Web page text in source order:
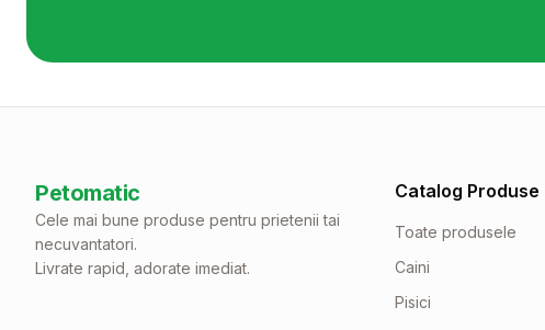
Petomatic
Cele mai bune produse pentru prietenii tai
necuvantatori.
Livrate rapid, adorate imediat.
Catalog Produse
Toate produsele
Caini
Pisici